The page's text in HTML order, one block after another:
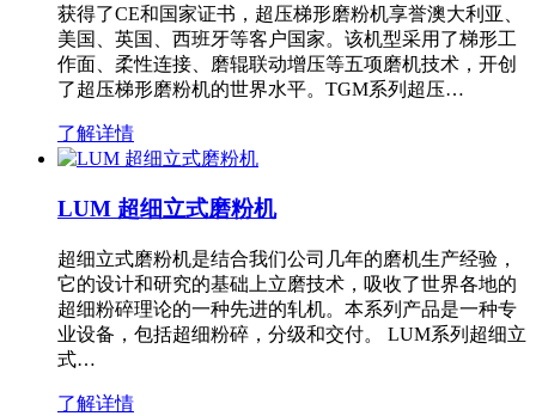
获得了CE和国家证书，超压梯形磨粉机享誉澳大利亚、
美国、英国、西班牙等客户国家。该机型采用了梯形工
作面、柔性连接、磨辊联动增压等五项磨机技术，开创
了超压梯形磨粉机的世界水平。TGM系列超压…
了解详情
LUM 超细立式磨粉机
超细立式磨粉机是结合我们公司几年的磨机生产经验，
它的设计和研究的基础上立磨技术，吸收了世界各地的
超细粉碎理论的一种先进的轧机。本系列产品是一种专
业设备，包括超细粉碎，分级和交付。 LUM系列超细立
式…
了解详情